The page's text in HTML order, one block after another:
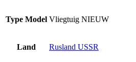
Type Model Vliegtuig NIEUW
Land Rusland USSR